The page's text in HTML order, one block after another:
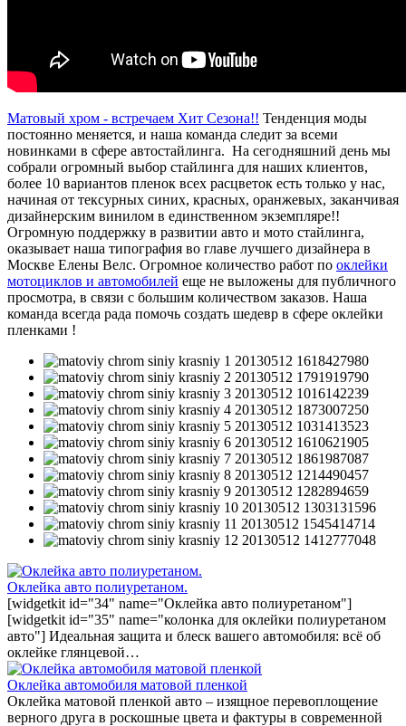
Матовый хром - встречаем Хит Сезона!! Тенденция моды
постоянно меняется, и наша команда следит за всеми
новинками в сфере автостайлинга. На сегодняшний день мы
собрали огромный выбор стайлинга для наших клиентов,
более 10 вариантов пленок всех расцветок есть только у нас,
начиная от тексурных синих, красных, оранжевых, заканчивая
дизайнерским винилом в единственном экземпляре!!
Огромную поддержку в развитии авто и мото стайлинга,
оказывает наша типография во главе лучшего дизайнера в
Москве Елены Велс. Огромное количество работ по оклейки
мотоциклов и автомобилей еще не выложены для публичного
просмотра, в связи с большим количеством заказов. Наша
команда всегда рада помочь создать шедевр в сфере оклейки
пленками !
Оклейка авто полиуретаном.
[widgetkit id="34" name="Оклейка авто полиуретаном"]
[widgetkit id="35" name="колонка для оклейки полиуретаном
авто"] Идеальная защита и блеск вашего автомобиля: всё об
оклейке глянцевой…
Оклейка автомобиля матовой пленкой
Оклейка матовой пленкой авто – изящное перевоплощение
верного друга в роскошные цвета и фактуры в современной